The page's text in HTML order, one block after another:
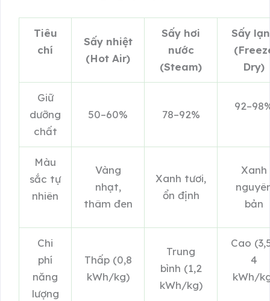
Tiêu
chí
Sấy nhiệt
(Hot Air)
Sấy hơi
nước
(Steam)
Sấy
Dry)
Giữ
dưỡng
chất
50–60% 78–92%
Màu
sắc tự
nhiên
Vàng
nhạt,
thâm đen
Xanh tươi,
ổn định
Xanh
bản
Chi
phí
năng
lượng
Thấp (0,8
kWh/kg)
Trung
bình (1,2
kWh/kg)
Cao
4
kWh/